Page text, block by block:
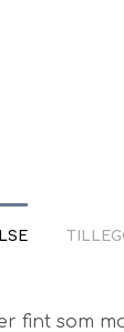
fint som